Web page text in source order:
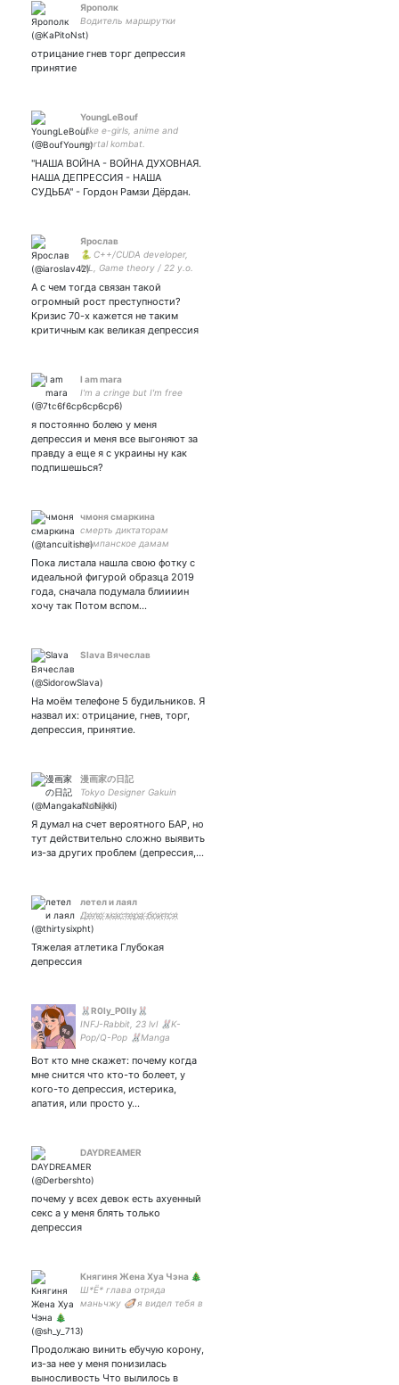
Ярополк
Водитель маршрутки
отрицание гнев торг депрессия
принятие
YoungLeBouf
I like e-girls, anime and
mortal kombat.
"НАША ВОЙНА - ВОЙНА ДУХОВНАЯ.
НАША ДЕПРЕССИЯ - НАША
СУДЬБА" - Гордон Рамзи Дёрдан.
Ярослав
🐍 C++/CUDA developer,
ML, Game theory / 22 y.o.
すことができます。
А с чем тогда связан такой
огромный рост преступности?
Кризис 70-х кажется не таким
критичным как великая депрессия
l am mara
I'm a cringe but I'm free
я постоянно болею у меня
депрессия и меня все выгоняют за
правду а еще я с украины ну как
подпишешься?
чмоня смаркина
смерть диктаторам
шампанское дамам
Пока листала нашла свою фотку с
идеальной фигурой образца 2019
года, сначала подумала блиииин
хочу так Потом вспом…
Slava Вячеслав
На моём телефоне 5 будильников. Я
назвал их: отрицание, гнев, торг,
депрессия, принятие.
漫画家の日記
Tokyo Designer Gakuin
College
Я думал на счет вероятного БАР, но
тут действительно сложно выявить
из-за других проблем (депрессия,…
летел и лаял
Д҉е҉л҉о҉ ҉м҉а҉с҉т҉е҉р҉а҉ ҉б҉о҉и҉т҉с҉я҉
Тяжелая атлетика Глубокая
депрессия
🐰R0ly_P0lly🐰
INFJ-Rabbit, 23 lvl 🐰K-
Pop/Q-Pop 🐰Manga
Вот кто мне скажет: почему когда
мне снится что кто-то болеет, у
кого-то депрессия, истерика,
апатия, или просто у…
DAYDREAMER
почему у всех девок есть ахуенный
секс а у меня блять только
депрессия
Княгиня Жена Хуа Чэна 🎄
Ш*Ё* глава отряда
маньчжу 🦪 я видел тебя в
ты моя мечта
Продолжаю винить ебучую корону,
из-за нее у меня понизилась
выносливость Что вылилось в